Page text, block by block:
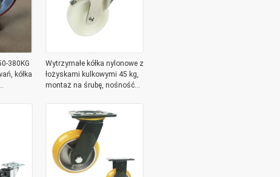
380KG
kółka
Wytrzymałe kółka nylonowe z
łożyskami kulkowymi 45 kg,
montaż na śrubę, nośność